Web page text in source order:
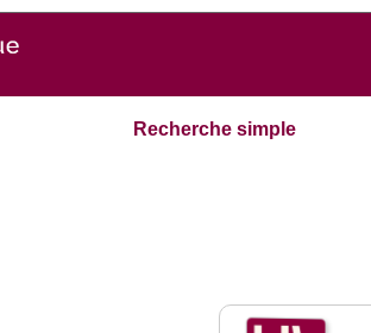
Recherche simple